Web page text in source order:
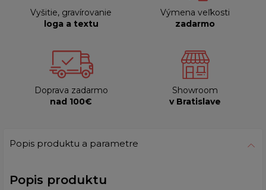
Vyšitie, gravírovanie
loga a textu
Výmena veľkosti
zadarmo
Doprava zadarmo
nad 100€
Showroom
v Bratislave
Popis produktu a parametre
Popis produktu